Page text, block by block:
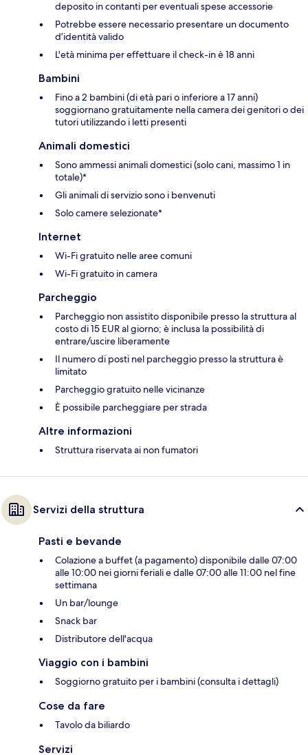
deposito in contanti per eventuali spese accessorie
Potrebbe essere necessario presentare un documento
d’identità valido
L'età minima per effettuare il check-in è 18 anni
Bambini
Fino a 2 bambini (di età pari o inferiore a 17 anni)
soggiornano gratuitamente nella camera dei genitori o dei
tutori utilizzando i letti presenti
Animali domestici
Sono ammessi animali domestici (solo cani, massimo 1 in
totale)*
Gli animali di servizio sono i benvenuti
Solo camere selezionate*
Internet
Wi-Fi gratuito nelle aree comuni
Wi-Fi gratuito in camera
Parcheggio
Parcheggio non assistito disponibile presso la struttura al
costo di 15 EUR al giorno; è inclusa la possibilità di
entrare/uscire liberamente
Il numero di posti nel parcheggio presso la struttura è
limitato
Parcheggio gratuito nelle vicinanze
È possibile parcheggiare per strada
Altre informazioni
Struttura riservata ai non fumatori
Servizi della struttura
Pasti e bevande
Colazione a buffet (a pagamento) disponibile dalle 07:00
alle 10:00 nei giorni feriali e dalle 07:00 alle 11:00 nel fine
settimana
Un bar/lounge
Snack bar
Distributore dell'acqua
Viaggio con i bambini
Soggiorno gratuito per i bambini (consulta i dettagli)
Cose da fare
Tavolo da biliardo
Servizi